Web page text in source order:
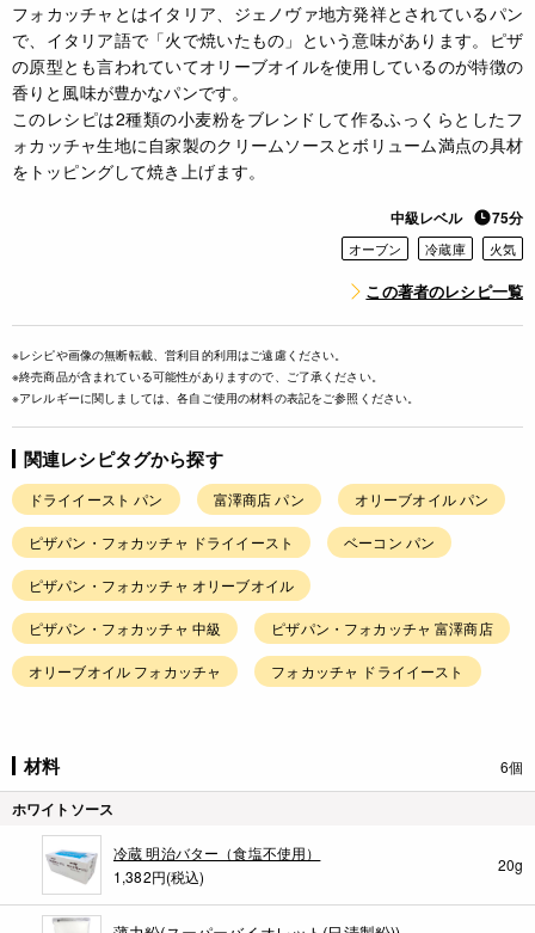
フォカッチャとはイタリア、ジェノヴァ地方発祥とされているパン
で、イタリア語で「火で焼いたもの」という意味があります。ピザ
の原型とも言われていてオリーブオイルを使用しているのが特徴の
香りと風味が豊かなパンです。
このレシピは2種類の小麦粉をブレンドして作るふっくらとしたフ
ォカッチャ生地に自家製のクリームソースとボリューム満点の具材
をトッピングして焼き上げます。
中級レベル 75分
オーブン 冷蔵庫 火気
この著者のレシピ一覧
※レシピや画像の無断転載、営利目的利用はご遠慮ください。
※終売商品が含まれている可能性がありますので、ご了承ください。
※アレルギーに関しましては、各自ご使用の材料の表記をご参照ください。
関連レシピタグから探す
ドライイースト パン 富澤商店 パン オリーブオイル パン
ピザパン・フォカッチャ ドライイースト ベーコン パン
ピザパン・フォカッチャ オリーブオイル
ピザパン・フォカッチャ 中級 ピザパン・フォカッチャ 富澤商店
オリーブオイル フォカッチャ フォカッチャ ドライイースト
材料 6個
ホワイトソース
冷蔵 明治バター（食塩不使用）
1,382円(税込)
20g